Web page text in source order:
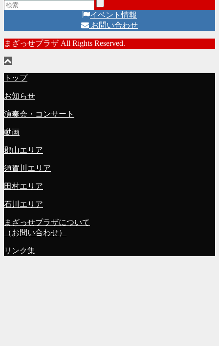
イベント情報
お問い合わせ
まざっせプラザ All Rights Reserved.
トップ
お知らせ
演奏会・コンサート
動画
郡山エリア
須賀川エリア
田村エリア
石川エリア
まざっせプラザについて
（お問い合わせ）
リンク集